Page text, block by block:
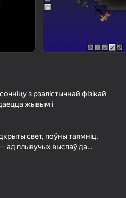
ў гарызантальнай
з рэалістычнай фізікай
жывым і
свет, поўны таямніц,
ад плывучых выспаў да
курсор. З яго дапамогай